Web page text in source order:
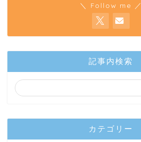
＼ Follow me ／
記事内検索
カテゴリー